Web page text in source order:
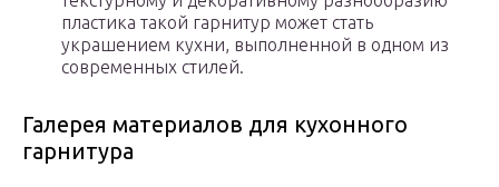
пластика такой гарнитур может стать
украшением кухни, выполненной в одном из
современных стилей.
Галерея материалов для кухонного
гарнитура